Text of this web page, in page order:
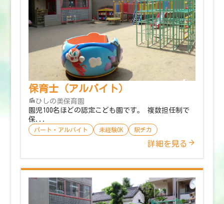
保育士（アルバイト）
ひしの美保育園
園児100名ほどの認定こども園です。 複数担任制で
保...
パート・アルバイト 未経験OK 駅チカ
詳細を見る